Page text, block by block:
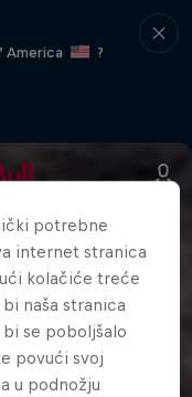
America
?
potrebne
internet stranica
kolačiće treće
naša stranica
se poboljšalo
povući svoj
u podnožju